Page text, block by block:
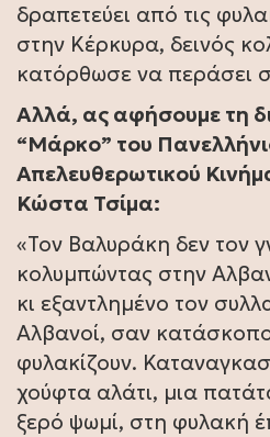
δραπετεύει από τις
στην Κέρκυρα, δεινός
κατόρθωσε να περάσει
Αλλά, ας αφήσουμε τη
“Μάρκο” του
Απελευθερωτικού
Κώστα Τσίμα:
«Τον Βαλυράκη δεν τον
κολυμπώντας στην
κι εξαντλημένο τον
Αλβανοί, σαν
φυλακίζουν.
χούφτα αλάτι, μια
ξερό ψωμί, στη φυλακή